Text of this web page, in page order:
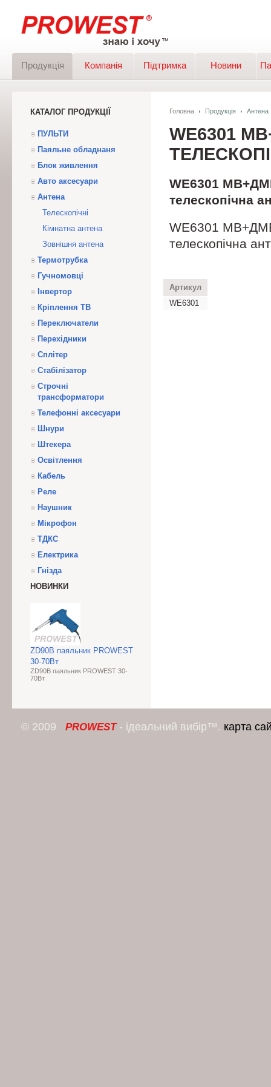
Продукція Компанія Підтримка Новини
КАТАЛОГ ПРОДУКЦІЇ
ПУЛЬТИ
Паяльне обладнаня
Блок живлення
Авто аксесуари
Антена
Телескопічні
Кімнатна антена
Зовнішня антена
Термотрубка
Гучномовці
Інвертор
Кріплення ТВ
Переключатели
Перехідники
Сплітер
Стабілізатор
Строчні
трансформатори
Телефонні аксесуари
Шнури
Штекера
Освітлення
Кабель
Реле
Наушник
Мікрофон
ТДКС
Електрика
Гнізда
НОВИНКИ
ZD90B паяльник PROWEST
30-70Вт
ZD90B паяльник PROWEST 30-
70Вт
Головна Продукція Антена
WE6301
WE6301
телескопічна
WE6301 МB+ДМB
телескопічна
Артикул
WE6301
© 2009 PROWEST- ідеальний вибір™. карта